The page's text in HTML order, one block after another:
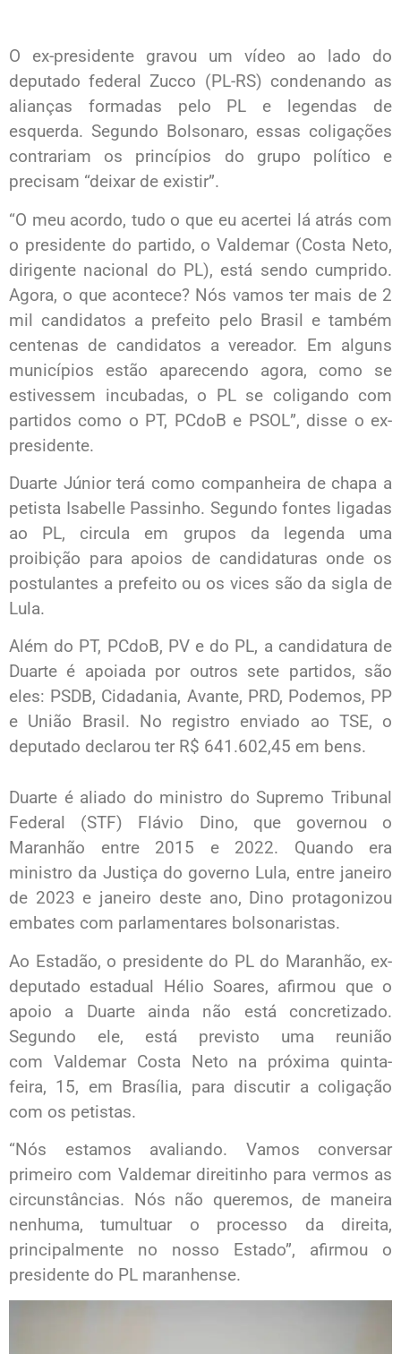
O ex-presidente gravou um vídeo ao lado do
deputado federal Zucco (PL-RS) condenando as
alianças formadas pelo PL e legendas de
esquerda. Segundo Bolsonaro, essas coligações
contrariam os princípios do grupo político e
precisam “deixar de existir”.
“O meu acordo, tudo o que eu acertei lá atrás com
o presidente do partido, o Valdemar (Costa Neto,
dirigente nacional do PL), está sendo cumprido.
Agora, o que acontece? Nós vamos ter mais de 2
mil candidatos a prefeito pelo Brasil e também
centenas de candidatos a vereador. Em alguns
municípios estão aparecendo agora, como se
estivessem incubadas, o PL se coligando com
partidos como o PT, PCdoB e PSOL”, disse o ex-
presidente.
Duarte Júnior terá como companheira de chapa a
petista Isabelle Passinho. Segundo fontes ligadas
ao PL, circula em grupos da legenda uma
proibição para apoios de candidaturas onde os
postulantes a prefeito ou os vices são da sigla de
Lula.
Além do PT, PCdoB, PV e do PL, a candidatura de
Duarte é apoiada por outros sete partidos, são
eles: PSDB, Cidadania, Avante, PRD, Podemos, PP
e União Brasil. No registro enviado ao TSE, o
deputado declarou ter R$ 641.602,45 em bens.
Duarte é aliado do ministro do Supremo Tribunal
Federal (STF) Flávio Dino, que governou o
Maranhão entre 2015 e 2022. Quando era
ministro da Justiça do governo Lula, entre janeiro
de 2023 e janeiro deste ano, Dino protagonizou
embates com parlamentares bolsonaristas.
Ao Estadão, o presidente do PL do Maranhão, ex-
deputado estadual Hélio Soares, afirmou que o
apoio a Duarte ainda não está concretizado.
Segundo ele, está previsto uma reunião
com Valdemar Costa Neto na próxima quinta-
feira, 15, em Brasília, para discutir a coligação
com os petistas.
“Nós estamos avaliando. Vamos conversar
primeiro com Valdemar direitinho para vermos as
circunstâncias. Nós não queremos, de maneira
nenhuma, tumultuar o processo da direita,
principalmente no nosso Estado”, afirmou o
presidente do PL maranhense.